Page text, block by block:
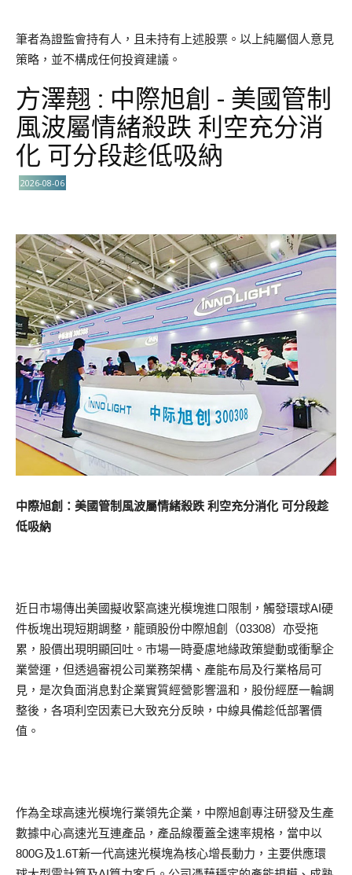
筆者為證監會持有人，且未持有上述股票。以上純屬個人意見
策略，並不構成任何投資建議。
方澤翹 : 中際旭創 - 美國管制
風波屬情緒殺跌 利空充分消
化 可分段趁低吸納
2026-08-06
中際旭創：美國管制風波屬情緒殺跌 利空充分消化 可分段趁
低吸納
近日市場傳出美國擬收緊高速光模塊進口限制，觸發環球AI硬
件板塊出現短期調整，龍頭股份中際旭創（03308）亦受拖
累，股價出現明顯回吐。市場一時憂慮地緣政策變動或衝擊企
業營運，但透過審視公司業務架構、產能布局及行業格局可
見，是次負面消息對企業實質經營影響溫和，股份經歷一輪調
整後，各項利空因素已大致充分反映，中線具備趁低部署價
值。
作為全球高速光模塊行業領先企業，中際旭創專注研發及生產
數據中心高速光互連產品，產品線覆蓋全速率規格，當中以
800G及1.6T新一代高速光模塊為核心增長動力，主要供應環